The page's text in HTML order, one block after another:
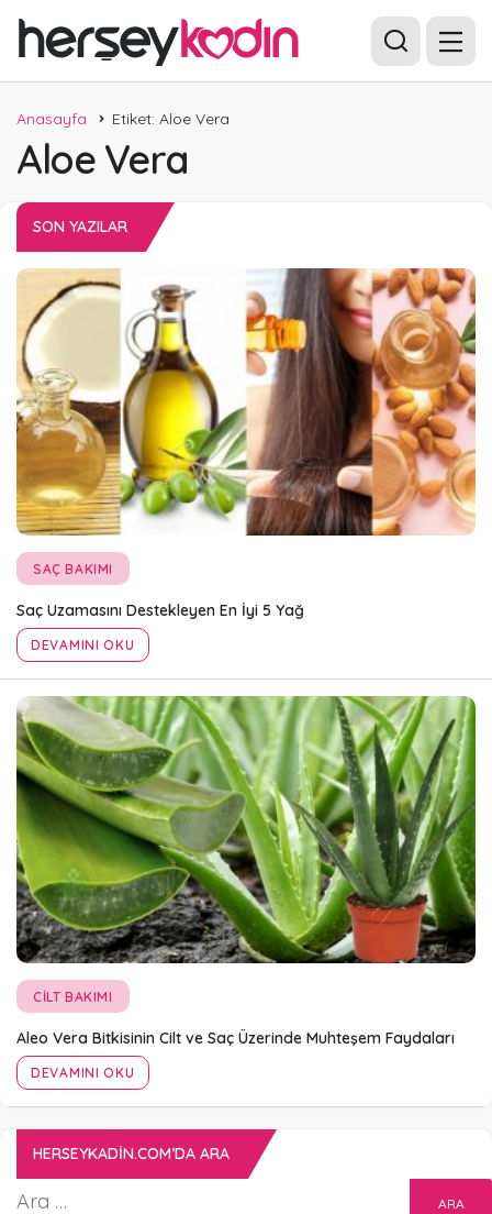
Anasayfa Etiket: Aloe Vera
Aloe Vera
SON YAZILAR
SAÇ BAKIMI
Saç Uzamasını Destekleyen En İyi 5 Yağ
DEVAMINI OKU
CILT BAKIMI
Aleo Vera Bitkisinin Cilt ve Saç Üzerinde Muhteşem Faydaları
DEVAMINI OKU
HERSEYKADIN.COM’DA ARA